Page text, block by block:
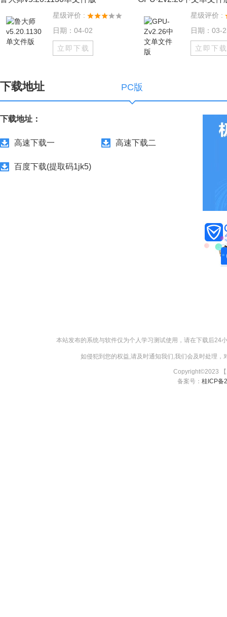
星级评价 :
日期：04-02
立即下载
星级评价 :
日期：03-
立即下载
下载地址 PC版
下载地址：
高速下载一 高速下载二
百度下载(提取码1jk5)
本站发布的系统与软件仅为个人学习测试使用，请在下载后24
如侵犯到您的权益,请及时通知我们,我们会及时处理
Copyright©2023
备案号： 桂ICP备